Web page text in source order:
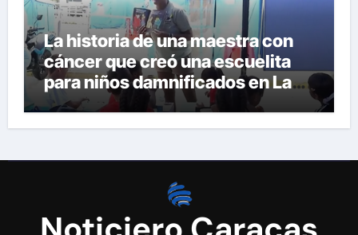
La historia de una maestra con
cáncer que creó una escuelita
para niños damnificados en La
Guaira